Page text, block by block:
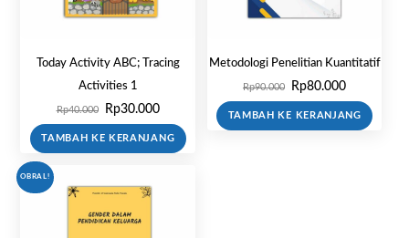
Today Activity ABC; Tracing
Activities 1
Rp40.000
Harga
aslinya
Rp30.000Harga
saat
TAMBAH KE KERANJANG
Metodologi Penelitian Kuantitatif
Rp90.000
Harga
aslinya
Rp80.000Harga
saat
TAMBAH KE KERANJANG
OBRAL!